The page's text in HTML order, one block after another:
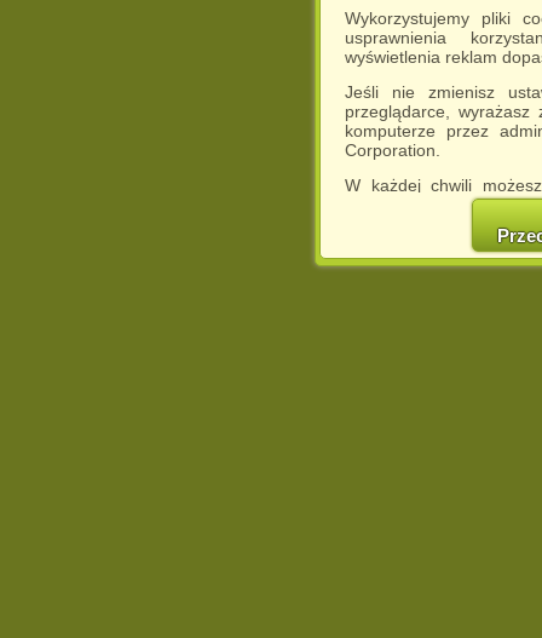
Wykorzystujemy pliki
usprawnienia
wyświetlenia reklam
Jeśli nie zmienisz
przeglądarce,
komputerze przez
Corporation.
W każdej chwili
cookies w swojej
w naszej
http://chomikuj.pl/